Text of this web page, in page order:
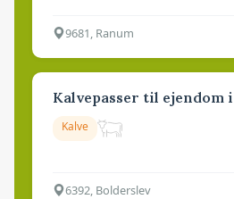
9681, Ranum
Kalvepasser til ejendom
Kalve
6392, Bolderslev